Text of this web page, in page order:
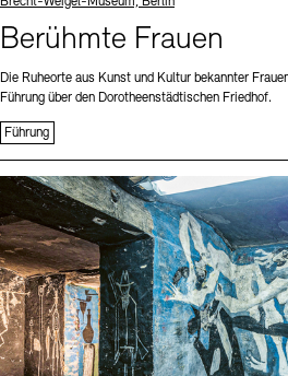
Berühmte Frauen
Die Ruheorte aus Kunst und Kultur bekannter
Führung über den Dorotheenstädtischen Friedhof.
Führung